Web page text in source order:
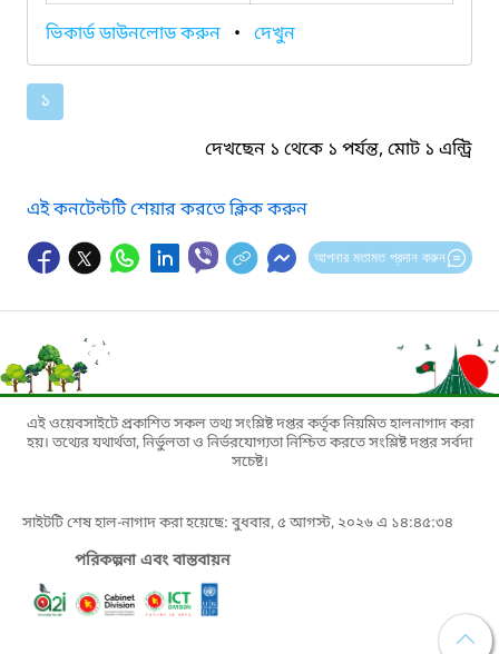
ভিকার্ড ডাউনলোড করুন • দেখুন
১
দেখছেন ১ থেকে ১ পর্যন্ত, মোট ১ এন্ট্রি
এই কনটেন্টটি শেয়ার করতে ক্লিক করুন
আপনার মতামত প্রদান করুন
এই ওয়েবসাইটে প্রকাশিত সকল তথ্য সংশ্লিষ্ট দপ্তর কর্তৃক নিয়মিত হালনাগাদ করা
হয়। তথ্যের যথার্থতা, নির্ভুলতা ও নির্ভরযোগ্যতা নিশ্চিত করতে সংশ্লিষ্ট দপ্তর সর্বদা
সচেষ্ট।
সাইটটি শেষ হাল-নাগাদ করা হয়েছে: বুধবার, ৫ আগস্ট, ২০২৬ এ ১৪:৪৫:৩৪
পরিকল্পনা এবং বাস্তবায়ন